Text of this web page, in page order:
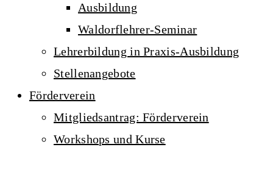
Ausbildung
Waldorflehrer-Seminar
Lehrerbildung in Praxis-Ausbildung
Stellenangebote
Förderverein
Mitgliedsantrag: Förderverein
Workshops und Kurse